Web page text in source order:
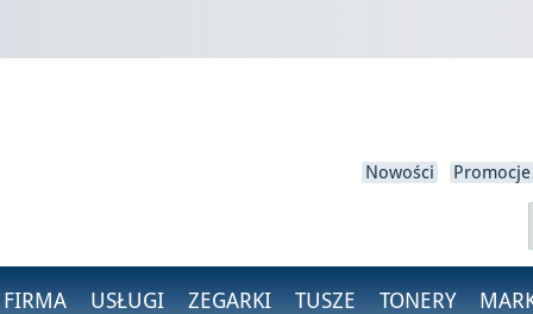
Nowości Promocje
FIRMA USŁUGI ZEGARKI TUSZE TONERY